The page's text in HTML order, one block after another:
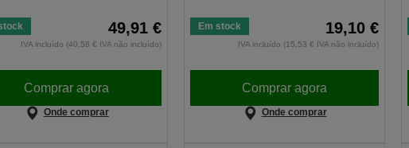
49,91 €
IVA incluído (40,58 € IVA não incluído)
Comprar agora
Onde comprar
Em stock 19,10 €
IVA incluído (15,53 € IVA não incluído)
Comprar agora
Onde comprar